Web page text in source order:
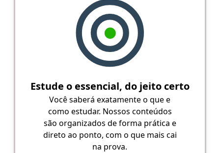
Estude o essencial, do jeito certo
Você saberá exatamente o que e
como estudar. Nossos conteúdos
são organizados de forma prática e
direto ao ponto, com o que mais cai
na prova.